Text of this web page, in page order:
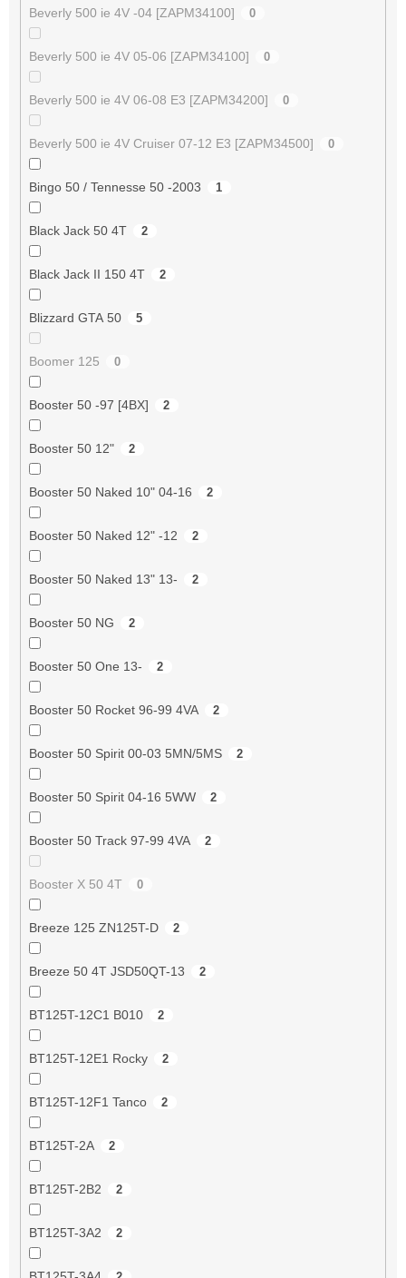
Beverly 500 ie 4V -04 [ZAPM34100] 0
Beverly 500 ie 4V 05-06 [ZAPM34100] 0
Beverly 500 ie 4V 06-08 E3 [ZAPM34200] 0
Beverly 500 ie 4V Cruiser 07-12 E3 [ZAPM34500] 0
Bingo 50 / Tennesse 50 -2003 1
Black Jack 50 4T 2
Black Jack II 150 4T 2
Blizzard GTA 50 5
Boomer 125 0
Booster 50 -97 [4BX] 2
Booster 50 12" 2
Booster 50 Naked 10" 04-16 2
Booster 50 Naked 12" -12 2
Booster 50 Naked 13" 13- 2
Booster 50 NG 2
Booster 50 One 13- 2
Booster 50 Rocket 96-99 4VA 2
Booster 50 Spirit 00-03 5MN/5MS 2
Booster 50 Spirit 04-16 5WW 2
Booster 50 Track 97-99 4VA 2
Booster X 50 4T 0
Breeze 125 ZN125T-D 2
Breeze 50 4T JSD50QT-13 2
BT125T-12C1 B010 2
BT125T-12E1 Rocky 2
BT125T-12F1 Tanco 2
BT125T-2A 2
BT125T-2B2 2
BT125T-3A2 2